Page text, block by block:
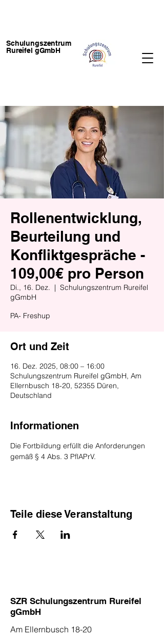
Schulungszentrum
Rureifel gGmbH
Rollenentwicklung,
Beurteilung und
Konfliktgespräche -
109,00€ pro Person
Di., 16. Dez.
  |
Schulungszentrum Rureifel
gGmbH
PA- Freshup
Ort und Zeit
16. Dez. 2025, 08:00 – 16:00
Schulungszentrum Rureifel gGmbH, Am
Ellernbusch 18-20, 52355 Düren,
Deutschland
Informationen
Die Fortbildung erfüllt die Anforderungen
gemäß § 4 Abs. 3 PflAPrV.
Teile diese Veranstaltung
SZR Schulungszentrum Rureifel
gGmbH
Am Ellernbusch 18-20